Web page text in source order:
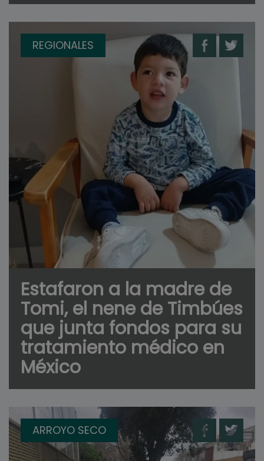
REGIONALES
Estafaron a la madre de
Tomi, el nene de Timbúes
que junta fondos para su
tratamiento médico en
México
ARROYO SECO